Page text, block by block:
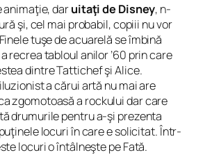
animaţie, daruitaţi de Disney, n-
şi, cel mai probabil, copiii nu vor
tuşe de acuarelă se îmbină
recrea tabloul anilor ’60 prin care
dintre Tattichef şi Alice.
a cărui artă nu mai are
zgomotoasă a rockului dar care
drumurile pentru a-şi prezenta
locuri în care e solicitat. Într-
locuri o întâlneşte pe Fată.